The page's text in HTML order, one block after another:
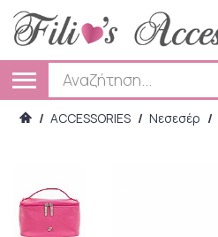
/ ACCESSORIES / Νεσεσέρ /